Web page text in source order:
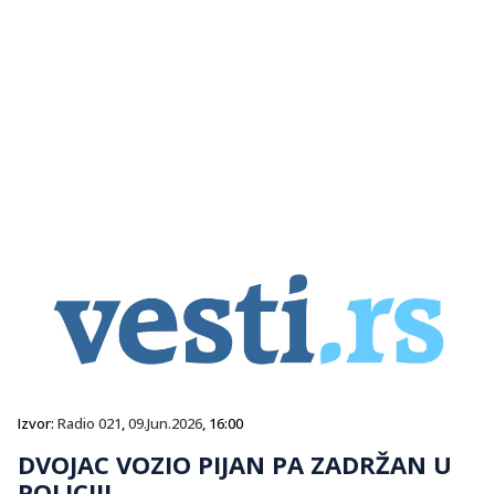
Izvor: Radio 021,09.Jun.2026, 16:00
DVOJAC VOZIO PIJAN PA ZADRŽAN U